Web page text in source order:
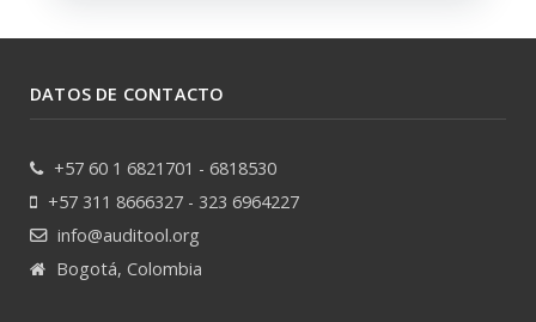
DATOS DE CONTACTO
+57 60 1 6821701 - 6818530
+57 311 8666327 - 323 6964227
info@auditool.org
Bogotá, Colombia